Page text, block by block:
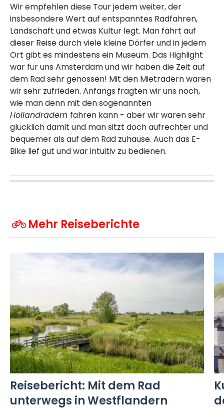
Wir empfehlen diese Tour jedem weiter, der
insbesondere Wert auf entspanntes Radfahren,
Landschaft und etwas Kultur legt. Man fährt auf
dieser Reise durch viele kleine Dörfer und in jedem
Ort gibt es mindestens ein Museum. Das Highlight
war für uns Amsterdam und wir haben die Zeit auf
dem Rad sehr genossen! Mit den Mieträdern waren
wir sehr zufrieden. Anfangs fragten wir uns noch,
wie man denn mit den sogenannten
Hollandrädern fahren kann - aber wir waren sehr
glücklich damit und man sitzt doch aufrechter und
bequemer als auf dem Rad zuhause. Auch das E-
Bike lief gut und war intuitiv zu bedienen.
Mehr Reiseberichte
Reisebericht: Mit dem Rad
unterwegs in Westflandern